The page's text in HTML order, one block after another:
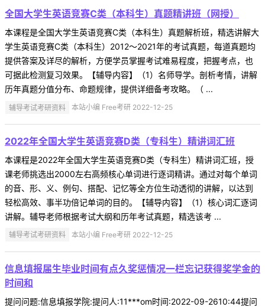
全国大学生英语竞赛C类（本科生）真题精讲班（网授）
本课程是全国大学生英语竞赛C类（本科生）真题解析班，精选讲解大
学生英语竞赛C类（本科生）2012～2021年的考试真题，每道真题均
提供答案及详尽的解析，方便学员掌握考试难易程度，把握考点，也
可据此检测复习效果。【辅导内容】（1）名师导学。剖析考情，讲解
历年真题分值分布、命题规律，提供详细备考攻略。（ ...
辅导考试考研资料 本站小编 Free考研 2022-12-25
2022年全国大学生英语竞赛D类（专科生）精讲词汇班
本课程是2022年全国大学生英语竞赛D类（专科生）精讲词汇班，授
课老师挑选出2000左右高频核心单词进行逐词精讲。通过对每个单词
的音、形、义、例句、搭配、记忆等全方位生动透彻的讲解，以达到
轻松高效、事半功倍记单词的目的。【辅导内容】（1）核心词汇逐词
讲解。辅导老师根据考试大纲和历年考试真题，精选该考 ...
辅导考试考研资料 本站小编 Free考研 2022-12-25
信息填报届生毕业时间有点久奖惩情况一栏忘记获得奖学金的
时间和
提问问题:信息填报学院:提问人:11***om时间:2022-09-2610:44提问